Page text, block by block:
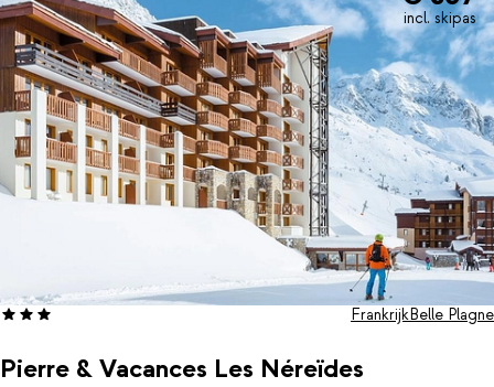
incl. skipas
Pierre & Vacances Les Néreïdes
FrankrijkBelle Plagne